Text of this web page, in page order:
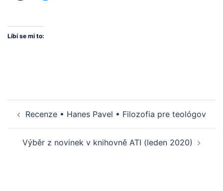
Líbí se mi to:
navigation
Recenze • Hanes Pavel • Filozofia pre teológov
Výběr z novinek v knihovně ATI (leden 2020)